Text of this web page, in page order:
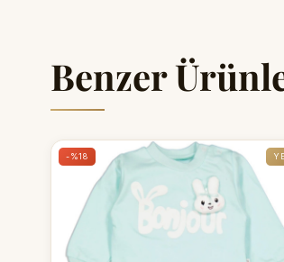
Benzer
-%18